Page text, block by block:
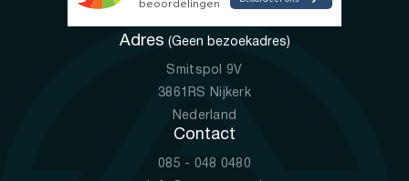
Adres (Geen bezoekadres)
Smitspol 9V
3861RS Nijkerk
Nederland
Contact
085 - 048 0480